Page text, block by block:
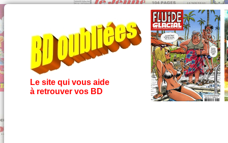
Le site qui vous aide
à retrouver vos BD